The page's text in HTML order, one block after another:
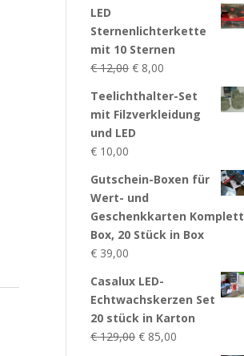
LED
Sternenlichterkette
mit 10 Sternen
€12,00 Ursprünglicher
war:
€ 12,00
€ 8,00
ist:
€ 8,00.
Teelichthalter-Set
mit Filzverkleidung
und LED
€ 10,00
Gutschein-Boxen für
Wert- und
Geschenkkarten Komplett
Box, 20 Stück in Box
€ 39,00
Casalux LED-
Echtwachskerzen Set
20 stück in Karton
€129,00 Ursprünglicher
€ 85,00